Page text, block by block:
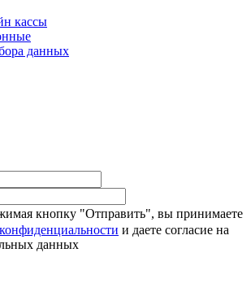
кассы
данных
кнопку "Отправить", вы принимаете
и даете согласие на
данных